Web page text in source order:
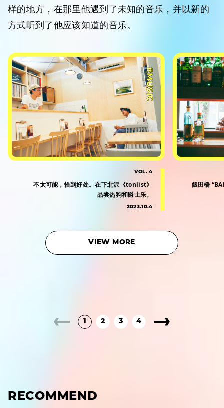
样的地方，在那里他遇到了未知的音乐，并以新的
方式听到了他应该知道的音乐。
#MUSIC
VOL. 4
不太可能，恰到好处。在下北沢《tonlist》
品尝热狗和爵士乐。
2023.10.4
飯田橋
VIEW MORE
1 2 3 4
RECOMMEND